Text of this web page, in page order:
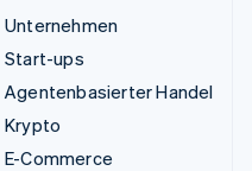
Unternehmen
Start-ups
Agentenbasierter Handel
Krypto
E-Commerce